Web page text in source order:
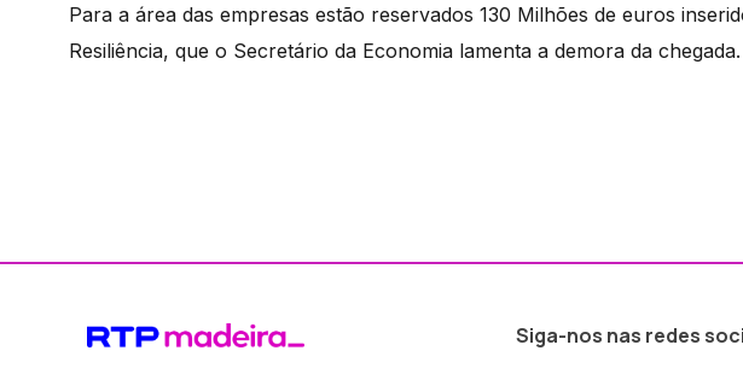
Para a área das empresas estão reservados 130 Milhões de euros
Resiliência, que o Secretário da Economia lamenta a demora da chegada.
Siga-nos nas redes